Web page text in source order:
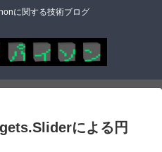
に関する技術ブログ
による円